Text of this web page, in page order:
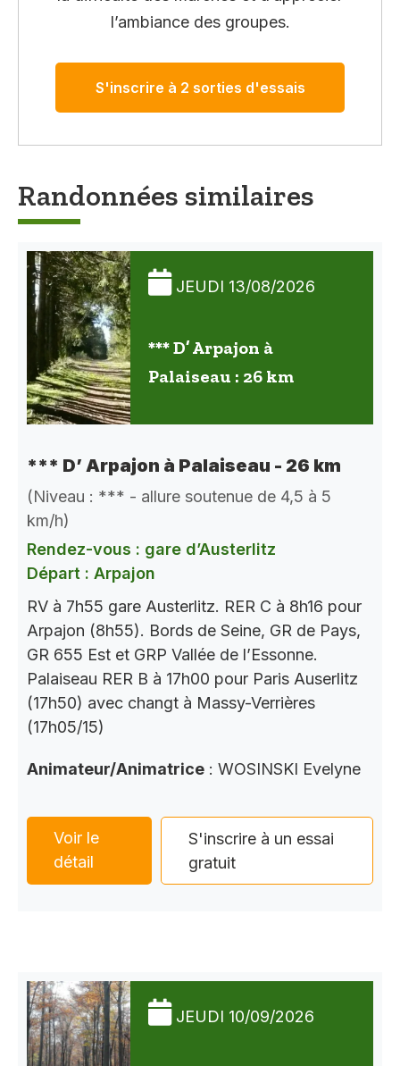
l’ambiance des groupes.
S'inscrire à 2 sorties d'essais
Randonnées similaires
JEUDI 13/08/2026
*** D’ Arpajon à
Palaiseau : 26 km
*** D’ Arpajon à Palaiseau - 26 km
(Niveau : *** - allure soutenue de 4,5 à 5
km/h)
Rendez-vous : gare d’Austerlitz
Départ : Arpajon
RV à 7h55 gare Austerlitz. RER C à 8h16 pour
Arpajon (8h55). Bords de Seine, GR de Pays,
GR 655 Est et GRP Vallée de l’Essonne.
Palaiseau RER B à 17h00 pour Paris Auserlitz
(17h50) avec changt à Massy-Verrières
(17h05/15)
Animateur/Animatrice : WOSINSKI Evelyne
Voir le
détail
S'inscrire à un essai
gratuit
JEUDI 10/09/2026